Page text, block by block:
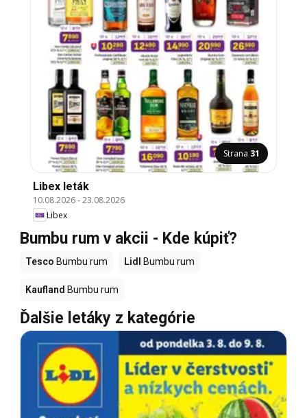
Strana 31
Libex leták
10.08.2026-23.08.2026
Libex
Bumbu rum v akcii - Kde kúpiť?
Tesco Bumbu rum Lidl Bumbu rum
Kaufland Bumbu rum
Ďalšie letáky z kategórie